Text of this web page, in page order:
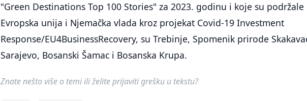
"Green Destinations Top 100 Stories" za 2023. godinu i koje su podržale
Evropska unija i Njemačka vlada kroz projekat Covid-19 Investment
Response/EU4BusinessRecovery, su Trebinje, Spomenik prirode
Sarajevo, Bosanski Šamac i Bosanska Krupa.
Znate nešto više o temi ili želite prijaviti grešku u tekstu?